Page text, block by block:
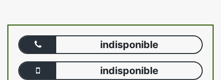
indisponible
indisponible